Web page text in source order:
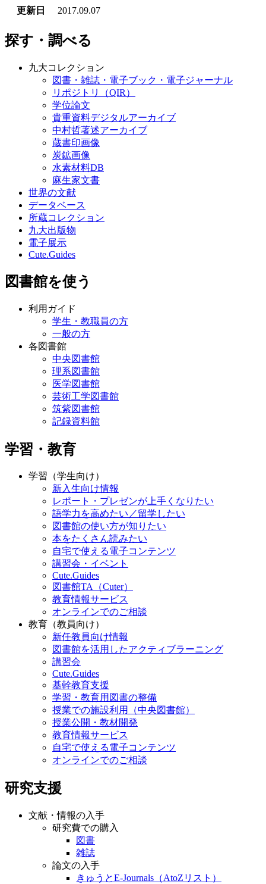
更新日
2017.09.07
探す・調べる
九大コレクション
図書・雑誌・電子ブック・電子ジャーナル
リポジトリ（QIR）
学位論文
貴重資料デジタルアーカイブ
中村哲著述アーカイブ
蔵書印画像
炭鉱画像
水素材料DB
麻生家文書
世界の文献
データベース
所蔵コレクション
九大出版物
電子展示
Cute.Guides
図書館を使う
利用ガイド
学生・教職員の方
一般の方
各図書館
中央図書館
理系図書館
医学図書館
芸術工学図書館
筑紫図書館
記録資料館
学習・教育
学習（学生向け）
新入生向け情報
レポート・プレゼンが上手くなりたい
語学力を高めたい／留学したい
図書館の使い方が知りたい
本をたくさん読みたい
自宅で使える電子コンテンツ
講習会・イベント
Cute.Guides
図書館TA（Cuter）
教育情報サービス
オンラインでのご相談
教育（教員向け）
新任教員向け情報
図書館を活用したアクティブラーニング
講習会
Cute.Guides
基幹教育支援
学習・教育用図書の整備
授業での施設利用（中央図書館）
授業公開・教材開発
教育情報サービス
自宅で使える電子コンテンツ
オンラインでのご相談
研究支援
文献・情報の入手
研究費での購入
図書
雑誌
論文の入手
きゅうとE-Journals（AtoZリスト）